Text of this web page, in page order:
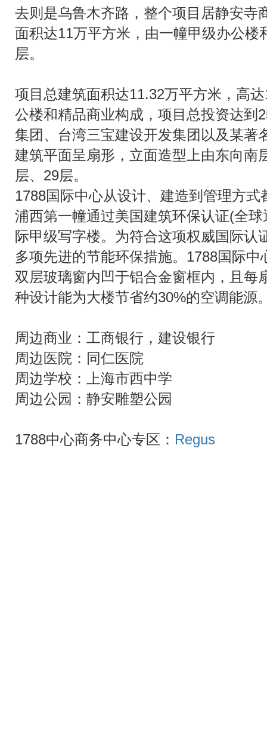
去则是乌鲁木齐路，整个项目居静安寺
面积达11万平方米，由一幢甲级办公楼
层。
项目总建筑面积达11.32万平方米，高
公楼和精品商业构成，项目总投资达到
集团、台湾三宝建设开发集团以及某著
建筑平面呈扇形，立面造型上由东向南
层、29层。
1788国际中心从设计、建造到管理方
浦西第一幢通过美国建筑环保认证(全
际甲级写字楼。为符合这项权威国际认
多项先进的节能环保措施。1788国际中
双层玻璃窗内凹于铝合金窗框内，且每
种设计能为大楼节省约30%的空调能源
周边商业：工商银行，建设银行
周边医院：同仁医院
周边学校：上海市西中学
周边公园：静安雕塑公园
1788中心商务中心专区： Regus